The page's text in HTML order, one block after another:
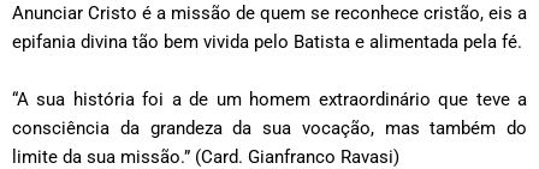
Anunciar Cristo é a missão de quem se reconhece cristão, eis a
epifania divina tão bem vivida pelo Batista e alimentada pela fé.
“A sua história foi a de um homem extraordinário que teve a
consciência da grandeza da sua vocação, mas também do
limite da sua missão.” (Card. Gianfranco Ravasi)